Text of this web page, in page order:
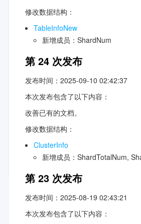
修改数据结构：
TableInfoNew
新增成员：ShardNum
第 24 次发布
发布时间：2025-09-10 02:42:37
本次发布包含了以下内容：
改善已有的文档。
修改数据结构：
ClusterInfo
新增成员：ShardTotalNum,
第 23 次发布
发布时间：2025-08-19 02:43:21
本次发布包含了以下内容：